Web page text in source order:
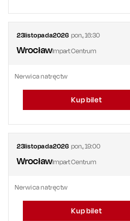
23listopada2026 pon.,16:30
WrocławImpart Centrum
Nerwica natręctw
Kup bilet
23listopada2026 pon.,19:00
WrocławImpart Centrum
Nerwica natręctw
Kup bilet